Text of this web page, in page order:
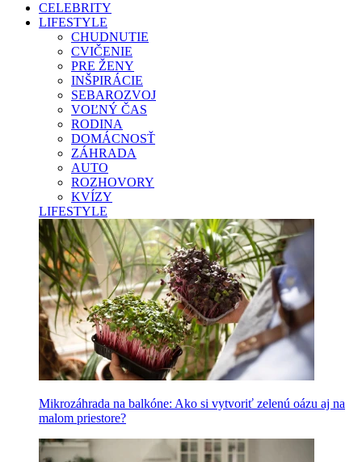
CELEBRITY
LIFESTYLE
CHUDNUTIE
CVIČENIE
PRE ŽENY
INŠPIRÁCIE
SEBAROZVOJ
VOĽNÝ ČAS
RODINA
DOMÁCNOSŤ
ZÁHRADA
AUTO
ROZHOVORY
KVÍZY
LIFESTYLE
Mikrozáhrada na balkóne: Ako si vytvoriť zelenú oázu aj na
malom priestore?